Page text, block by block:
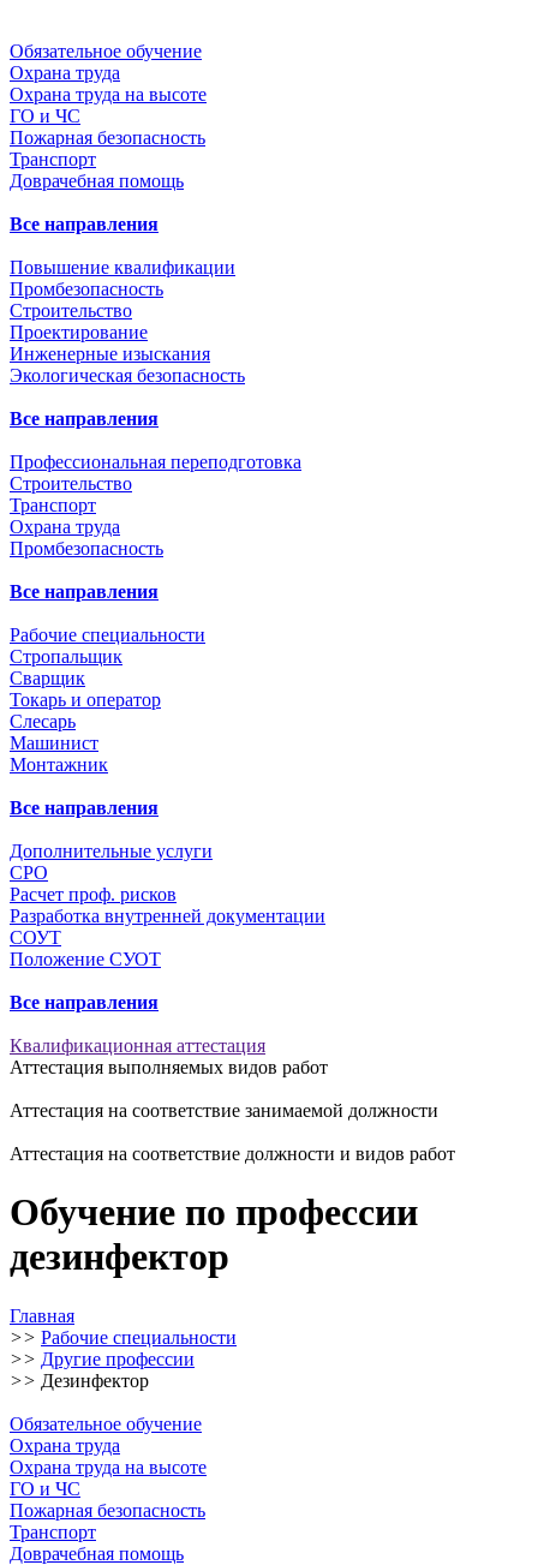
Обязательное обучение
Охрана труда
Охрана труда на высоте
ГО и ЧС
Пожарная безопасность
Транспорт
Доврачебная помощь
Все направления
Повышение квалификации
Промбезопасность
Строительство
Проектирование
Инженерные изыскания
Экологическая безопасность
Все направления
Профессиональная переподготовка
Строительство
Транспорт
Охрана труда
Промбезопасность
Все направления
Рабочие специальности
Стропальщик
Сварщик
Токарь и оператор
Слесарь
Машинист
Монтажник
Все направления
Дополнительные услуги
СРО
Расчет проф. рисков
Разработка внутренней документации
СОУТ
Положение СУОТ
Все направления
Квалификационная аттестация
Аттестация выполняемых видов работ
Аттестация на соответствие занимаемой должности
Аттестация на соответствие должности и видов работ
Обучение по профессии
дезинфектор
Главная
>> Рабочие специальности
>> Другие профессии
>> Дезинфектор
Обязательное обучение
Охрана труда
Охрана труда на высоте
ГО и ЧС
Пожарная безопасность
Транспорт
Доврачебная помощь